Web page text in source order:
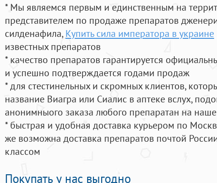
* Мы являемся первым и единственным на
представителем по продаже препаратов
силденафила, Купить сила императора в украине
известных препаратов
* качество препаратов гарантируется
и успешно подтверждается годами продаж
* для стестинельных и скромных клиентов,
название Виагра или Сиалис в аптеке вслух,
анонимныого заказа любого препаратан на
* быстрая и удобная доставка курьером по
же возможна доставка препаратов почтой
классом
Покупать у нас выгодно